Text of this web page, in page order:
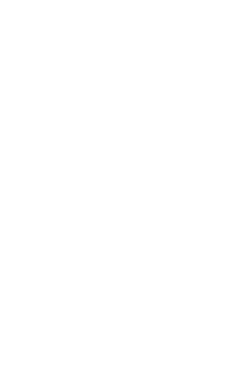
server:https/proxy